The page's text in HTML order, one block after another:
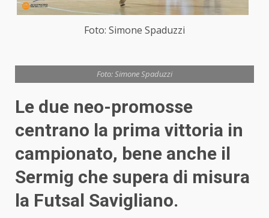
Foto: Simone Spaduzzi
Foto: Simone Spaduzzi
Le due neo-promosse
centrano la prima vittoria in
campionato, bene anche il
Sermig che supera di misura
la Futsal Savigliano.